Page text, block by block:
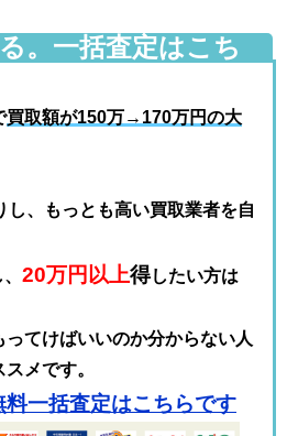
。一括査定はこち
買取額が150万→170万円の大
し、もっとも高い買取業者を自
20万円以上得したい方は
てけばいいのか分からない人
メです。
料一括査定はこちらです